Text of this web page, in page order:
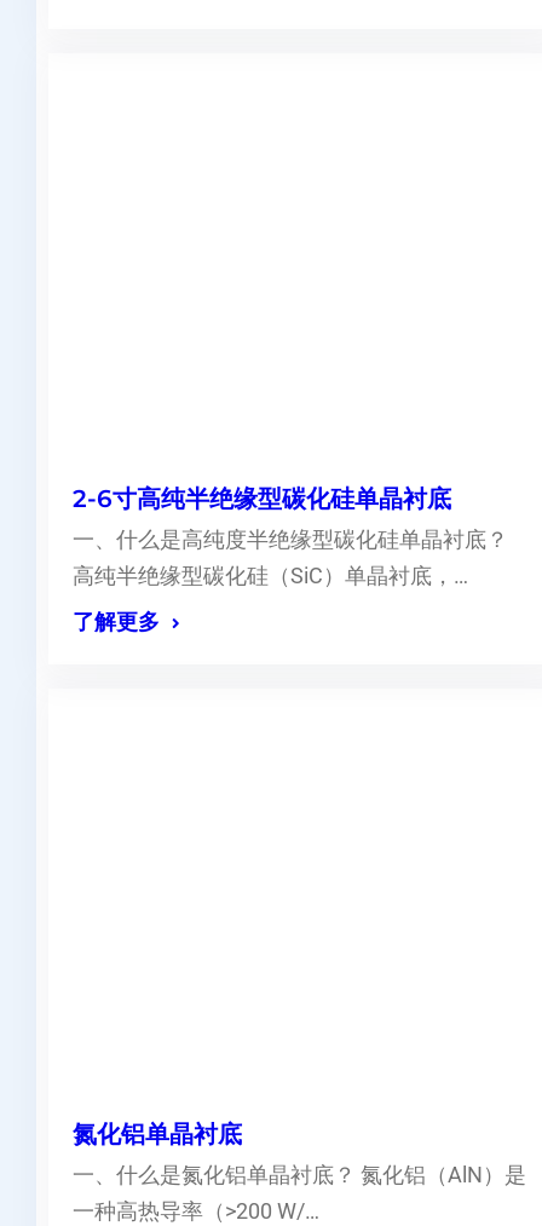
2-6寸高纯半绝缘型碳化硅单晶衬底
一、什么是高纯度半绝缘型碳化硅单晶衬底？
高纯半绝缘型碳化硅（SiC）单晶衬底，…
了解更多
氮化铝单晶衬底
一、什么是氮化铝单晶衬底？ 氮化铝（AlN）是
一种高热导率（>200 W/…